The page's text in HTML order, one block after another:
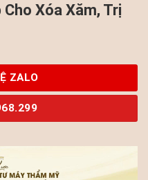
Cho Xóa Xăm, Trị
ZALO